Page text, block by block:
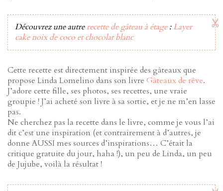
Découvrez une autrerecette de gâteau à étage:Layer
cake noix de coco et chocolat blanc
Cette recette est directement inspirée des gâteaux que
propose Linda Lomelino dans son livre Gâteaux de rêve.
J’adore cette fille, ses photos, ses recettes, une vraie
groupie ! J’ai acheté son livre à sa sortie, et je ne m’en lasse
pas.
Ne cherchez pas la recette dans le livre, comme je vous l’ai
dit c’est une inspiration (et contrairement à d’autres, je
donne AUSSI mes sources d’inspirations… C’était la
critique gratuite du jour, haha !), un peu de Linda, un peu
de Jujube, voilà la résultat !